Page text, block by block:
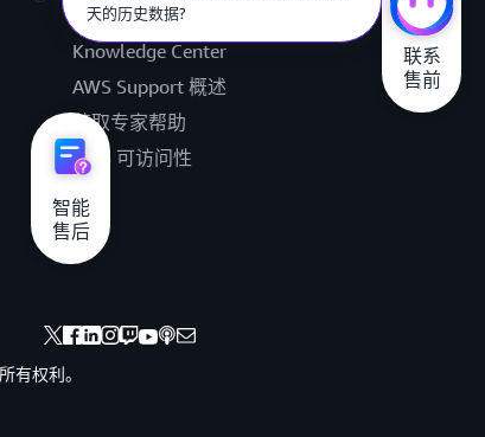
AWS re:Post
Knowledge Center
AWS Support 概述
获取专家帮助
AWS 可访问性
法律
有权利。
天的历史数据?
联系
售前
智能
售后